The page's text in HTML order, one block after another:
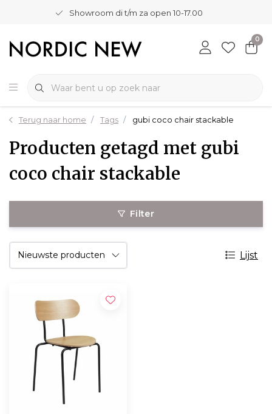
Showroom di t/m za open 10-17.00
0
Terug naar home Tags gubi coco chair stackable
Producten getagd met gubi
coco chair stackable
Filter
Lijst